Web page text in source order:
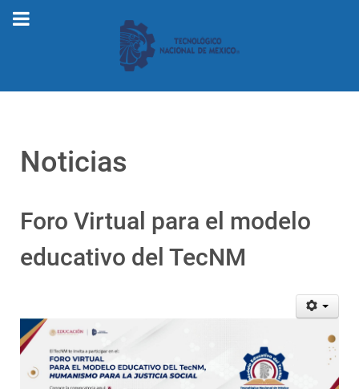
Noticias
Foro Virtual para el modelo
educativo del TecNM